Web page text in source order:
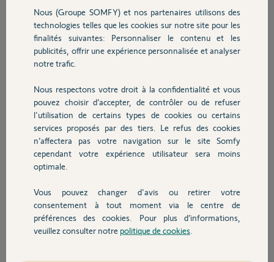
Sécurité
Domotique
Chauffage
Autres produits
Devis avec un pro
Contact
Idem si on se connecte avec un PC extérieur.
Caroline B.
il y a presque 7 ans
Participer au fil de discussion
Réponses
Bonjour Caroline,
je vous conseille d'effectuer une remise à zéro de votre carte IP, pus de
Bonne soirée
Anna B. il y a presque 7 ans
Nous (Groupe SOMFY) et nos partenaires utilisons des
technologies telles que les cookies sur notre site pour les
finalités suivantes: Personnaliser le contenu et les
publicités, offrir une expérience personnalisée et analyser
notre trafic.
Nous respectons votre droit à la confidentialité et vous
pouvez choisir d’accepter, de contrôler ou de refuser
l'utilisation de certains types de cookies ou certains
services proposés par des tiers. Le refus des cookies
n’affectera pas votre navigation sur le site Somfy
cependant votre expérience utilisateur sera moins
optimale.
Vous pouvez changer d'avis ou retirer votre
consentement à tout moment via le centre de
préférences des cookies. Pour plus d’informations,
veuillez consulter notre politique de cookies